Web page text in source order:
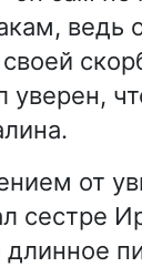
ведь
уверен,
от
сестре
длинное